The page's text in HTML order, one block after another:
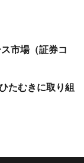
市場（証券コ
たむきに取り組